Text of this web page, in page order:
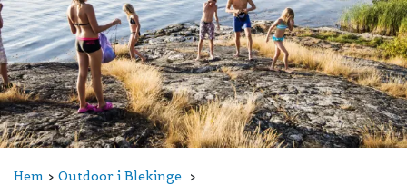
Hem
Outdoor i Blekinge